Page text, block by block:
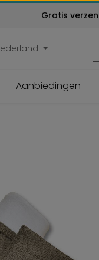
Aanbiedingen